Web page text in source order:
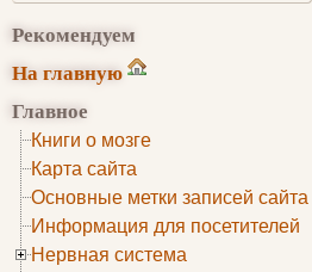
Рекомендуем
На главную
Главное
Книги о мозге
Карта сайта
Основные метки записей сайта
Информация для посетителей
Нервная система